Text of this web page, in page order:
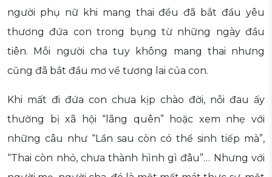
người phụ nữ khi mang thai đều đã bắt đầu yêu
thương đứa con trong bụng từ những ngày đầu
tiên. Mỗi người cha tuy không mang thai nhưng
cũng đã bắt đầu mơ về tương lai của con.
Khi mất đi đứa con chưa kịp chào đời, nỗi đau ấy
thường bị xã hội “lãng quên” hoặc xem nhẹ với
những câu như “Lần sau còn có thể sinh tiếp mà”,
“Thai còn nhỏ, chưa thành hình gì đâu”… Nhưng với